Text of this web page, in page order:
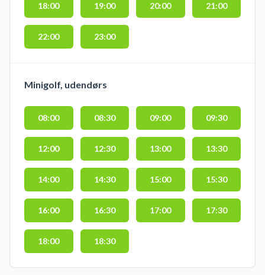
18:00 19:00 20:00 21:00
22:00 23:00
Minigolf, udendørs
08:00 08:30 09:00 09:30
12:00 12:30 13:00 13:30
14:00 14:30 15:00 15:30
16:00 16:30 17:00 17:30
18:00 18:30